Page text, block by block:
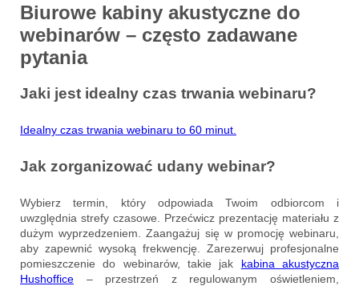
Biurowe kabiny akustyczne do
webinarów – często zadawane
pytania
Jaki jest idealny czas trwania webinaru?
Idealny czas trwania webinaru to 60 minut.
Jak zorganizować udany webinar?
Wybierz termin, który odpowiada Twoim odbiorcom i
uwzględnia strefy czasowe. Przećwicz prezentację materiału z
dużym wyprzedzeniem. Zaangażuj się w promocję webinaru,
aby zapewnić wysoką frekwencję. Zarezerwuj profesjonalne
pomieszczenie do webinarów, takie jak kabina akustyczna
Hushoffice – przestrzeń z regulowanym oświetleniem,